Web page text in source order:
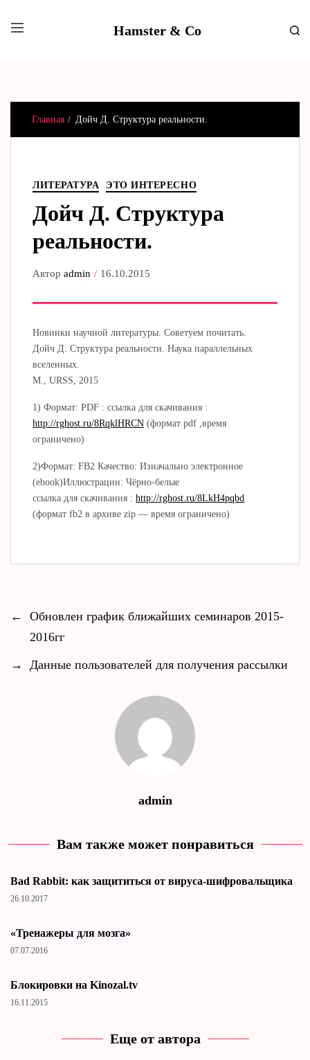
Hamster & Co
Главная Дойч Д. Структура реальности.
ЛИТЕРАТУРА ЭТО ИНТЕРЕСНО
Дойч Д. Структура
реальности.
Авторadmin 16.10.2015
Новинки научной литературы. Советуем почитать.
Дойч Д. Структура реальности. Наука параллельных
вселенных.
М., URSS, 2015
1) Формат: PDF : ссылка для скачивания :
http://rghost.ru/8RqklHRCN (формат pdf ,время
ограничено)
2)Формат: FB2 Качество: Изначально электронное
(ebook)Иллюстрации: Чёрно-белыe
ссылка для скачивания :http://rghost.ru/8LkH4pqbd
(формат fb2 в архиве zip — время ограничено)
←
Обновлен график ближайших семинаров 2015-
2016гг
→
Данные пользователей для получения рассылки
admin
Вам также может понравиться
Bad Rabbit: как защититься от вируса-шифровальщика
26.10.2017
«Тренажеры для мозга»
07.07.2016
Блокировки на Kinozal.tv
16.11.2015
Еще от автора